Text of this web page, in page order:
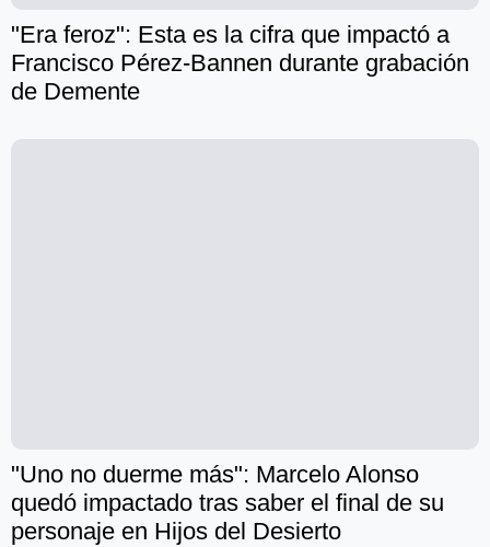
"Era feroz": Esta es la cifra que impactó a
Francisco Pérez-Bannen durante grabación
de Demente
"Uno no duerme más": Marcelo Alonso
quedó impactado tras saber el final de su
personaje en Hijos del Desierto